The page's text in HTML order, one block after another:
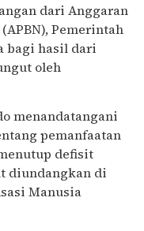
dari Anggaran
(APBN), Pemerintah
bagi hasil dari
oleh
menandatangani
pemanfaatan
defisit
diundangkan di
Manusia